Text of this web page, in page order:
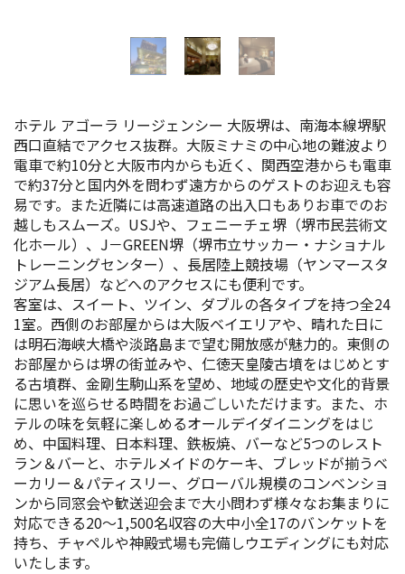
体験プラン・ツアー
開花情報
スポーツ施設
NEWS
お問い合わせ
堺ナビ
ようこそ堺へ！
地図から探す
スポット検索
観光案内所
ホテル アゴーラ リージェンシー 大阪堺は、南海本線堺駅
西口直結でアクセス抜群。大阪ミナミの中心地の難波より
電車で約10分と大阪市内からも近く、関西空港からも電車
で約37分と国内外を問わず遠方からのゲストのお迎えも容
易です。また近隣には高速道路の出入口もありお車でのお
越しもスムーズ。USJや、フェニーチェ堺（堺市民芸術文
化ホール）、J－GREEN堺（堺市立サッカー・ナショナル
トレーニングセンター）、長居陸上競技場（ヤンマースタ
ジアム長居）などへのアクセスにも便利です。
客室は、スイート、ツイン、ダブルの各タイプを持つ全24
1室。西側のお部屋からは大阪ベイエリアや、晴れた日に
は明石海峡大橋や淡路島まで望む開放感が魅力的。東側の
お部屋からは堺の街並みや、仁徳天皇陵古墳をはじめとす
る古墳群、金剛生駒山系を望め、地域の歴史や文化的背景
に思いを巡らせる時間をお過ごしいただけます。また、ホ
テルの味を気軽に楽しめるオールデイダイニングをはじ
め、中国料理、日本料理、鉄板焼、バーなど5つのレスト
ラン＆バーと、ホテルメイドのケーキ、ブレッドが揃うベ
ーカリー＆パティスリー、グローバル規模のコンベンショ
ンから同窓会や歓送迎会まで大小問わず様々なお集まりに
対応できる20～1,500名収容の大中小全17のバンケットを
持ち、チャペルや神殿式場も完備しウエディングにも対応
いたします。